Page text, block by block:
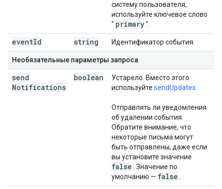
систему пользователя,
используйте ключевое слово
" primary".
eventId string Идентификатор события.
Необязательные параметры запроса
send
Notifications
boolean
Устарело. Вместо этого
используйте sendUpdates
Отправлять ли уведомления
об удалении события.
Обратите внимание, что
некоторые письма могут
быть отправлены, даже если
вы установите значение
false . Значение по
умолчанию — false